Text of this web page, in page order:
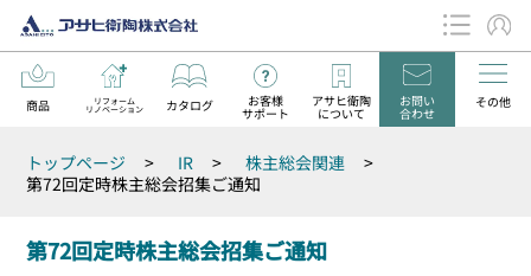
商品 リフォーム
リノベーション カタログ お客様
サポート
アサヒ衛陶
について
お問い
合わせ
その他
トップページ > IR > 株主総会関連
>
第72回定時株主総会招集ご通知
第72回定時株主総会招集ご通知